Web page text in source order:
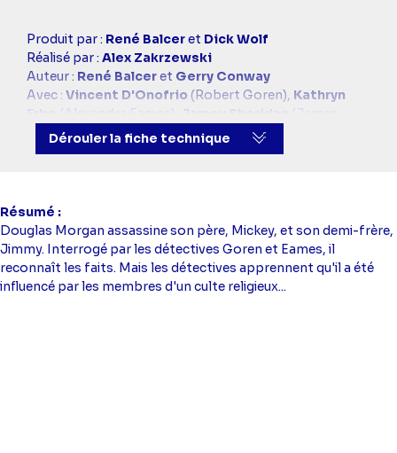
Casting
simba
Produit par : René Balceret Dick Wolf
Réalisé par : Alex Zakrzewski
Auteur : René Balceret Gerry Conway
Avec : Vincent D'Onofrio (Robert Goren), Kathryn
(Alexandra Eames),
(James
Deakins),
Courtney B. Vance (A.D.A. Carver)
Dérouler la fiche technique
Résumé
Douglas Morgan assassine son père, Mickey, et son demi-frère,
Jimmy. Interrogé par les détectives Goren et Eames, il
reconnaît les faits. Mais les détectives apprennent qu'il a été
influencé par les membres d'un culte religieux...